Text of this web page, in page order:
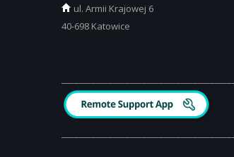
ul. Armii Krajowej 6
40-698 Katowice